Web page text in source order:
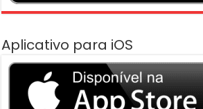
Aplicativo para iOS